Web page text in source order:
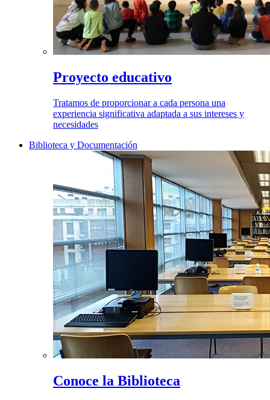
Proyecto educativo
Tratamos de proporcionar a cada persona una
experiencia significativa adaptada a sus intereses y
necesidades
Biblioteca y Documentación
Conoce la Biblioteca